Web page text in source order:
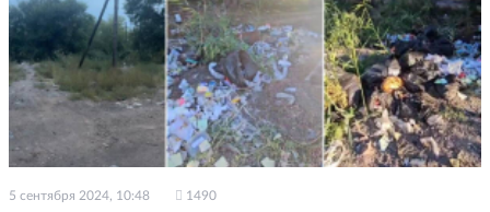
5 сентября 2024, 10:48 1490